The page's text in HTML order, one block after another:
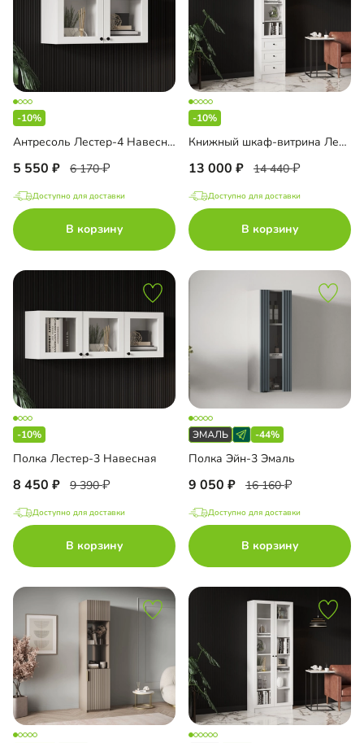
-10%
Антресоль Лестер-4 Навесная
5 550 6 170
Доступно для доставки
В корзину
-10%
Книжный шкаф-витрина Лестер-5 с ящиками
13 000 14 440
Доступно для доставки
В корзину
-10%
Полка Лестер-3 Навесная
8 450 9 390
Доступно для доставки
В корзину
-44%
Полка Эйн-3 Эмаль
9 050 16 160
Доступно для доставки
В корзину